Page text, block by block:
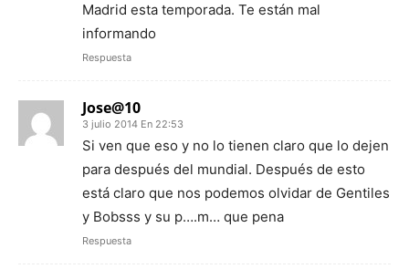
Madrid esta temporada. Te están mal
informando
Respuesta
Jose@10
3 julio 2014 En 22:53
Si ven que eso y no lo tienen claro que lo dejen
para después del mundial. Después de esto
está claro que nos podemos olvidar de Gentiles
y Bobsss y su p….m… que pena
Respuesta